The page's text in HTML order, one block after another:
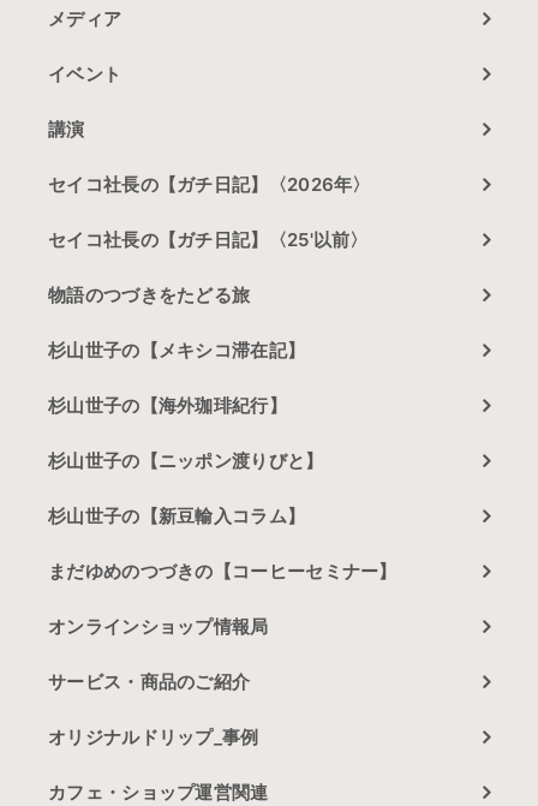
メディア
イベント
講演
セイコ社長の【ガチ日記】〈2026年〉
セイコ社長の【ガチ日記】〈25'以前〉
物語のつづきをたどる旅
杉山世子の【メキシコ滞在記】
杉山世子の【海外珈琲紀行】
杉山世子の【ニッポン渡りびと】
杉山世子の【新豆輸入コラム】
まだゆめのつづきの【コーヒーセミナー】
オンラインショップ情報局
サービス・商品のご紹介
オリジナルドリップ_事例
カフェ・ショップ運営関連